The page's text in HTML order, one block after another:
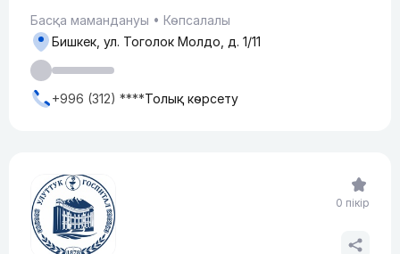
Басқа мамандануы
Көпсалалы
Бишкек, ​ул. Тоголок Молдо, д. 1/11
+996 (312) ****Толық көрсету
0 пікір